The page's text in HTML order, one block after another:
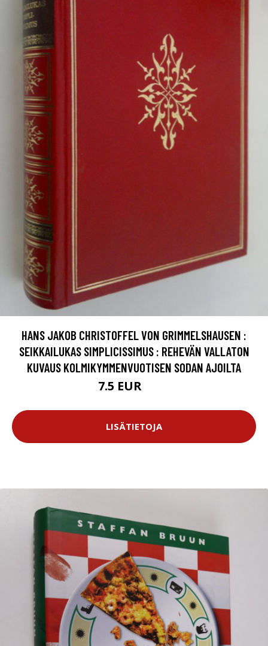
HANS JAKOB CHRISTOFFEL VON GRIMMELSHAUSEN :
SEIKKAILUKAS SIMPLICISSIMUS : REHEVÄN VALLATON
KUVAUS KOLMIKYMMENVUOTISEN SODAN AJOILTA
7.5 EUR
LISÄTIETOJA